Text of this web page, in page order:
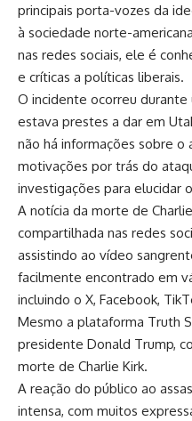
principais porta-vozes da
à sociedade norte-
nas redes sociais, ele é
e críticas a políticas liberais.
O incidente ocorreu durante
estava prestes a dar em
não há informações sobre o
motivações por trás do
investigações para elucidar
A notícia da morte de
compartilhada nas redes
assistindo ao vídeo
facilmente encontrado em
incluindo o X, Facebook,
Mesmo a plataforma Truth
presidente Donald Trump,
morte de Charlie Kirk.
A reação do público ao
intensa, com muitos